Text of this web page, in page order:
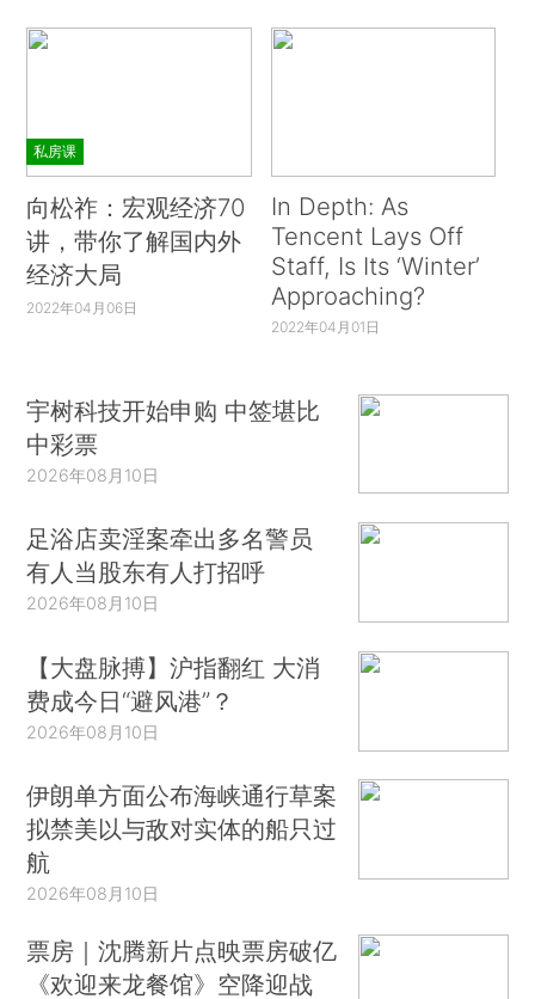
私房课
向松祚：宏观经济70
讲，带你了解国内外
经济大局
2022年04月06日
In Depth: As
Tencent Lays Off
Staff, Is Its ‘Winter’
Approaching?
2022年04月01日
宇树科技开始申购 中签堪比
中彩票
2026年08月10日
足浴店卖淫案牵出多名警员
有人当股东有人打招呼
2026年08月10日
【大盘脉搏】沪指翻红 大消
费成今日“避风港”？
2026年08月10日
伊朗单方面公布海峡通行草案
拟禁美以与敌对实体的船只过
航
2026年08月10日
票房｜沈腾新片点映票房破亿
《欢迎来龙餐馆》空降迎战